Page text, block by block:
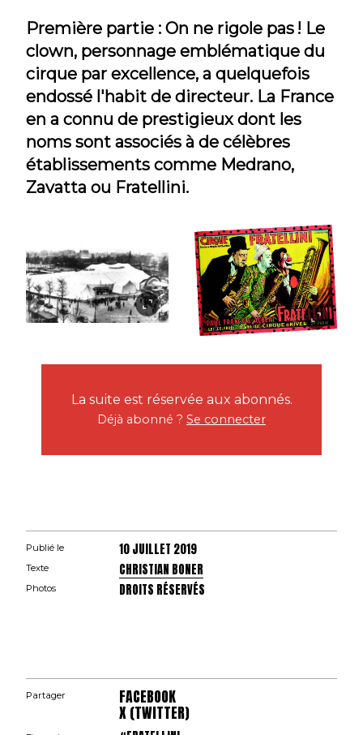
Première partie : On ne rigole pas ! Le
clown, personnage emblématique du
cirque par excellence, a quelquefois
endossé l'habit de directeur. La France
en a connu de prestigieux dont les
noms sont associés à de célèbres
établissements comme Medrano,
Zavatta ou Fratellini.
La suite est réservée aux abonnés.
Déjà abonné ? Se connecter
Publié le 10 JUILLET 2019
Texte CHRISTIAN BONER
Photos DROITS RÉSERVÉS
Partager FACEBOOK
X (TWITTER)